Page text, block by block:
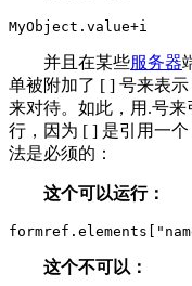
MyObject.value+i
并且在某些服务器
单被附加了 [ ] 号来表
来对待。如此，用.号
行，因为 [ ] 是引用一个
法是必须的：
这个可以运行：
formref.elements[ "
这个不可以：